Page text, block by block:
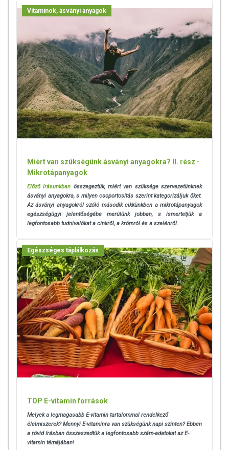
használatát beszélje meg kezelőorvosával. Az ajánlott napi
fogyasztási mennyiséget ne lépje túl! Ne szedje a készítményt, ha az
összetevők bármelyikére érzékeny vagy allergiás! Kisgyermektől
elzárva tartandó!
Vitaminok, ásványi anyagok
Miért van szükségünk ásványi anyagokra? II. rész -
Mikrotápanyagok
Előző írásunkban összegeztük, miért van szüksége szervezetünknek
ásványi anyagokra, s milyen csoportosítás szerint kategorizáljuk őket.
Az ásványi anyagokról szóló második cikkünkben a mikrotápanyagok
egészségügyi jelentőségébe merülünk jobban, s ismertetjük a
legfontosabb tudnivalókat a cinkről, a krómról és a szelénről.
Egészséges táplálkozás
TOP E-vitamin források
Melyek a legmagasabb E-vitamin tartalommal rendelkező
élelmiszerek? Mennyi E-vitaminra van szükségünk napi szinten? Ebben
a rövid írásban összeszedtük a legfontosabb szám-adatokat az E-
vitamin témájában!